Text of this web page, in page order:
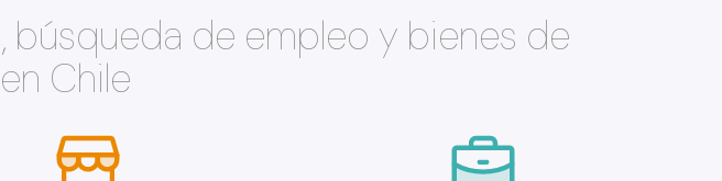
búsqueda de empleo y bienes de
Chile